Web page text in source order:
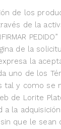
de los
de la
de la
la
uno de los
tal y como se
de Lorite
a la
que le sean